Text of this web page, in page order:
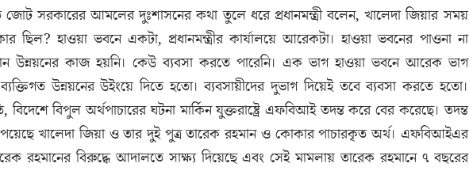
জোট সরকারের আমলের দুঃশাসনের কথা তুলে ধরে প্রধানমন্ত্রী বলেন, খালেদা জিয়ার সময়
ছিল? হাওয়া ভবনে একটা, প্রধানমন্ত্রীর কার্যালয়ে আরেকটা। হাওয়া ভবনের পাওনা না
উন্নয়নের কাজ হয়নি। কেউ ব্যবসা করতে পারেনি। এক ভাগ হাওয়া ভবনে আরেক ভাগ
উন্নয়নের উইংয়ে দিতে হতো। ব্যবসায়ীদের দুভাগ দিয়েই তবে ব্যবসা করতে হতো।
বিদেশে বিপুল অর্থপাচারের ঘটনা মার্কিন যুক্তরাষ্ট্রে এফবিআই তদন্ত করে বের করেছে। তদন্ত
খালেদা জিয়া ও তার দুই পুত্র তারেক রহমান ও কোকার পাচারকৃত অর্থ। এফবিআইএর
রহমানের বিরুদ্ধে আদালতে সাক্ষ্য দিয়েছে এবং সেই মামলায় তারেক রহমানে ৭ বছরের